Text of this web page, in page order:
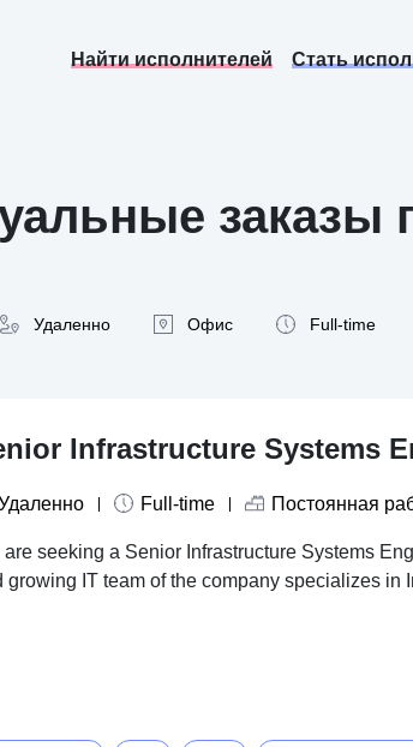
Найти исполнителей Стать
заказы
Удаленно Офис Full-time
Infrastructure Systems
Full-time Постоянная
are seeking a Senior Infrastructure Systems
growing IT team of the company specializes in